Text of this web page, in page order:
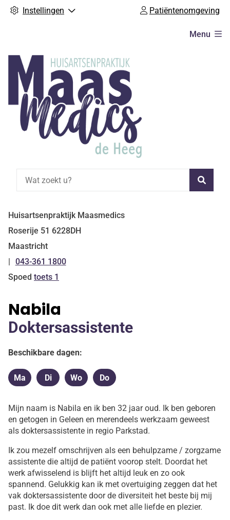
Instellingen Patiëntenomgeving
Menu
Huisartsenpraktijk Maasmedics
Roserije 51 6228DH
Maastricht
Tel:
043-361 1800
Spoed toets 1
Nabila
Doktersassistente
Beschikbare dagen:
Maandag
Ma Dinsdag
Di Woensdag
Wo Donderdag
Do
Mijn naam is Nabila en ik ben 32 jaar oud. Ik ben geboren
en getogen in Geleen en merendeels werkzaam geweest
als doktersassistente in regio Parkstad.
Ik zou mezelf omschrijven als een behulpzame / zorgzame
assistente die altijd de patiënt voorop stelt. Doordat het
werk afwisselend is blijft het altijd leuk en zo ook
spannend. Gelukkig kan ik met overtuiging zeggen dat het
vak doktersassistente door de diversiteit het beste bij mij
past. Ik doe dit werk dan ook met alle liefde en plezier.